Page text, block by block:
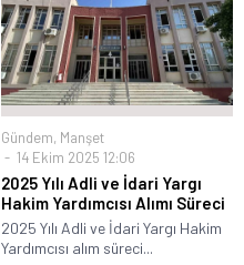
Gündem, Manşet
14 Ekim 2025 12:06
2025 Yılı Adli ve İdari Yargı
Hakim Yardımcısı Alımı Süreci
2025 Yılı Adli ve İdari Yargı Hakim
Yardımcısı alım süreci...